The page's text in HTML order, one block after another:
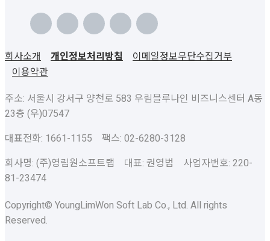
회사소개 개인정보처리방침
이메일정보무단수집거부
이용약관
주소: 서울시 강서구 양천로 583 우림블루나인 비즈니스센터 A동
23층 (우)07547
대표전화: 1661-1155 팩스: 02-6280-3128
회사명: (주)영림원소프트랩 대표: 권영범 사업자번호: 220-
81-23474
Copyright© YoungLimWon Soft Lab Co., Ltd. All rights
Reserved.